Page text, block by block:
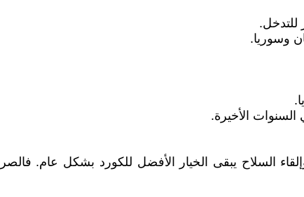
للتدخل.
وسوريا.
الأخيرة.
السلاح يبقى الخيار الأفضل للكورد بشكل عام.